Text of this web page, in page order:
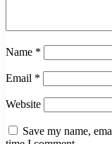
Name *
Email *
Website
Save my name,